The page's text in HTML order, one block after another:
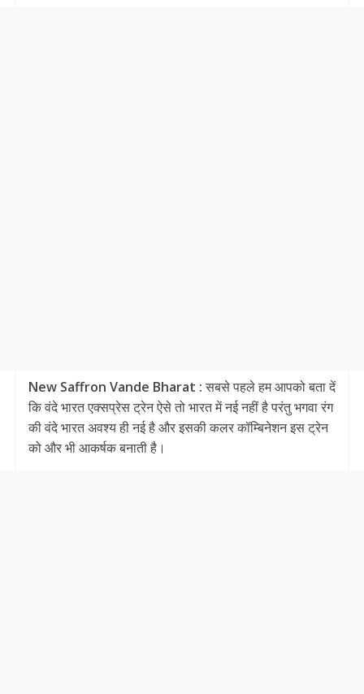
New Saffron Vande Bharat :सबसे पहले हम आपको बता दें
कि वंदे भारत एक्सप्रेस ट्रेन ऐसे तो भारत में नई नहीं है परंतु भगवा रंग‌‌
की‌ वंदे भारत अवश्य ही नई है और इसकी कलर कॉम्बिनेशन इस ट्रेन
को और भी आकर्षक बनाती है।